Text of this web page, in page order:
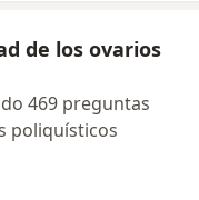
de los ovarios
469 preguntas
poliquísticos